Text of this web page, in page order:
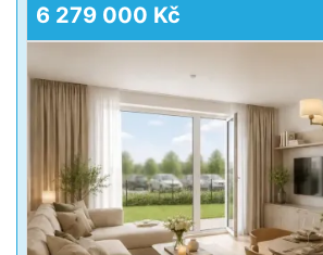
6 279 000 Kč